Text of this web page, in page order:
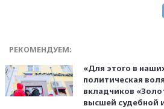
РЕКОМЕНДУЕМ:
«Для этого в
политическая
вкладчиков
высшей судебной